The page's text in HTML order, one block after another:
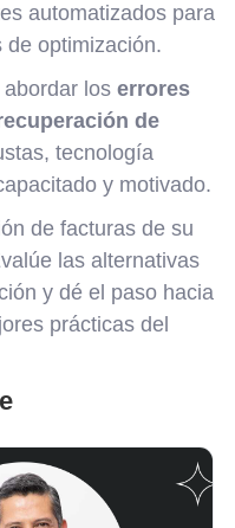
automatizados para
de optimización.
los errores
de
tecnología
y motivado.
de facturas de su
las alternativas
y dé el paso hacia
prácticas del